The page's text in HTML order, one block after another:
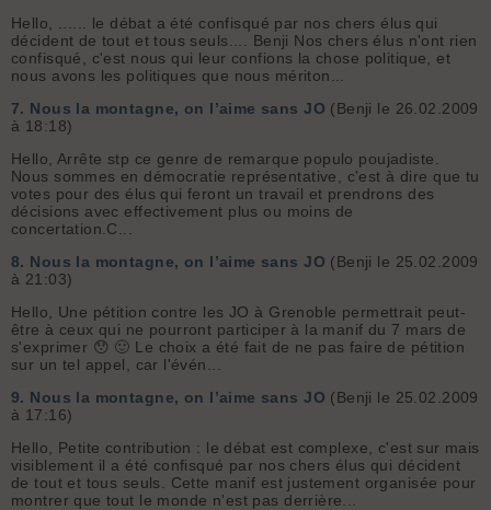
Hello, ...... le débat a été confisqué par nos chers élus qui
décident de tout et tous seuls.... Benji Nos chers élus n'ont rien
confisqué, c'est nous qui leur confions la chose politique, et
nous avons les politiques que nous mériton...
7. Nous la montagne, on l’aime sans JO (Benji le 26.02.2009
à 18:18)
Hello, Arrête stp ce genre de remarque populo poujadiste.
Nous sommes en démocratie représentative, c'est à dire que tu
votes pour des élus qui feront un travail et prendrons des
décisions avec effectivement plus ou moins de
concertation.C...
8. Nous la montagne, on l’aime sans JO (Benji le 25.02.2009
à 21:03)
Hello, Une pétition contre les JO à Grenoble permettrait peut-
être à ceux qui ne pourront participer à la manif du 7 mars de
s'exprimer 😯 🙂 Le choix a été fait de ne pas faire de pétition
sur un tel appel, car l'évén...
9. Nous la montagne, on l’aime sans JO (Benji le 25.02.2009
à 17:16)
Hello, Petite contribution : le débat est complexe, c'est sur mais
visiblement il a été confisqué par nos chers élus qui décident
de tout et tous seuls. Cette manif est justement organisée pour
montrer que tout le monde n'est pas derrière...